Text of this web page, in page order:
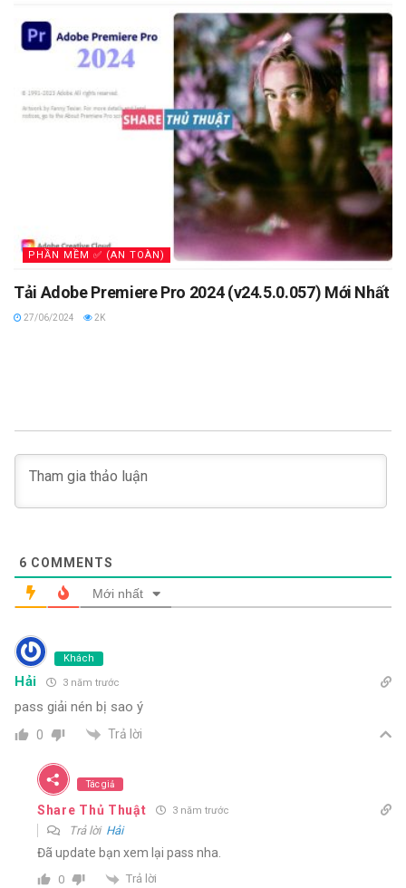
PHẦN MỀM ✅ (AN TOÀN)
Tải Adobe Premiere Pro 2024 (v24.5.0.057) Mới Nhất
27/06/2024 2K
6 COMMENTS
Mới nhất
Khách
Hải 3 năm trước
pass giải nén bị sao ý
0 Trả lời
Tác giả
Share Thủ Thuật 3 năm trước
Trả lời Hải
Đã update bạn xem lại pass nha.
0 Trả lời